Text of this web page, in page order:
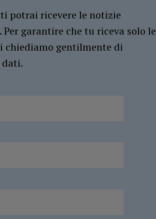
potrai ricevere le notizie
garantire che tu riceva solo le
gentilmente di